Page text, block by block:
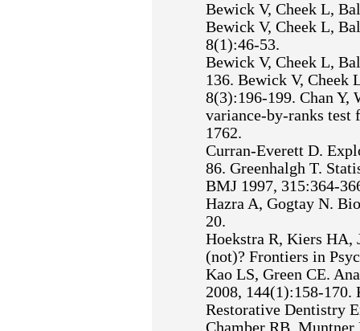
Bewick V, Cheek L,
Bewick V, Cheek L,
8(1):46-53.
Bewick V, Cheek L,
136. Bewick V, Cheek
8(3):196-199. Chan Y,
variance-by-ranks test
1762.
Curran-Everett D.
86. Greenhalgh T.
BMJ 1997, 315:364-
Hazra A, Gogtay N.
20.
Hoekstra R, Kiers HA,
(not)? Frontiers in
Kao LS, Green CE.
2008, 144(1):158-
Restorative Dentistry
Chamber RB,